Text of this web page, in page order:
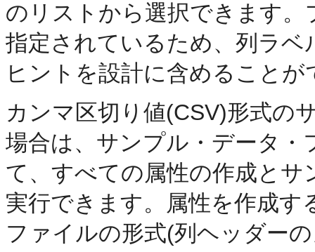
のリストから選択できます
指定されているため、列ラ
ヒントを設計に含めることが
カンマ区切り値(CSV)形式の
場合は、サンプル・データ
て、すべての属性の作成と
実行できます。属性を作成す
ファイルの形式(列ヘッダー